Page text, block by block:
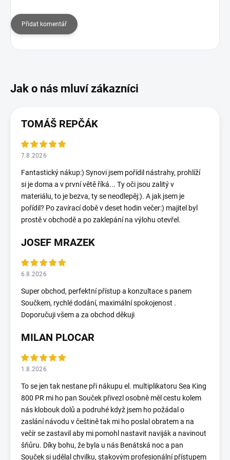
Přidat komentář
TOMÁŠ REPČÁK
7.8.2026
Fantastický nákup:) Synovi jsem pořídil nástrahy, prohlíží
si je doma a v první větě říká... Ty oči jsou zalitý v
materiálu, to je bezva, ty se neodlepěj:). A jak jsem je
pořídil? Po zavírací době v deset hodin večer:) majitel byl
prostě v obchodě a po zaklepání na výlohu otevřel.
JOSEF MRAZEK
6.8.2026
Super obchod, perfektní přístup a konzultace s panem
Součkem, rychlé dodání, maximální spokojenost .
Doporučuji všem a za obchod děkuji
MILAN PLOCAR
1.8.2026
To se jen tak nestane při nákupu el. multiplikatoru Sea King
800 PR mi ho pan Souček přivezl osobně měl cestu kolem
nás klobouk dolů a podruhé když jsem ho požádal o
zaslání návodu v češtině tak mi ho poslal obratem a na
večír se zastavil aby mi pomohl nastavit naviják a navinout
šňůru. Díky bohu, že byla u nás Benátská noc a pan
Souček si udělal chvilku, stakovým profesionální přístupem